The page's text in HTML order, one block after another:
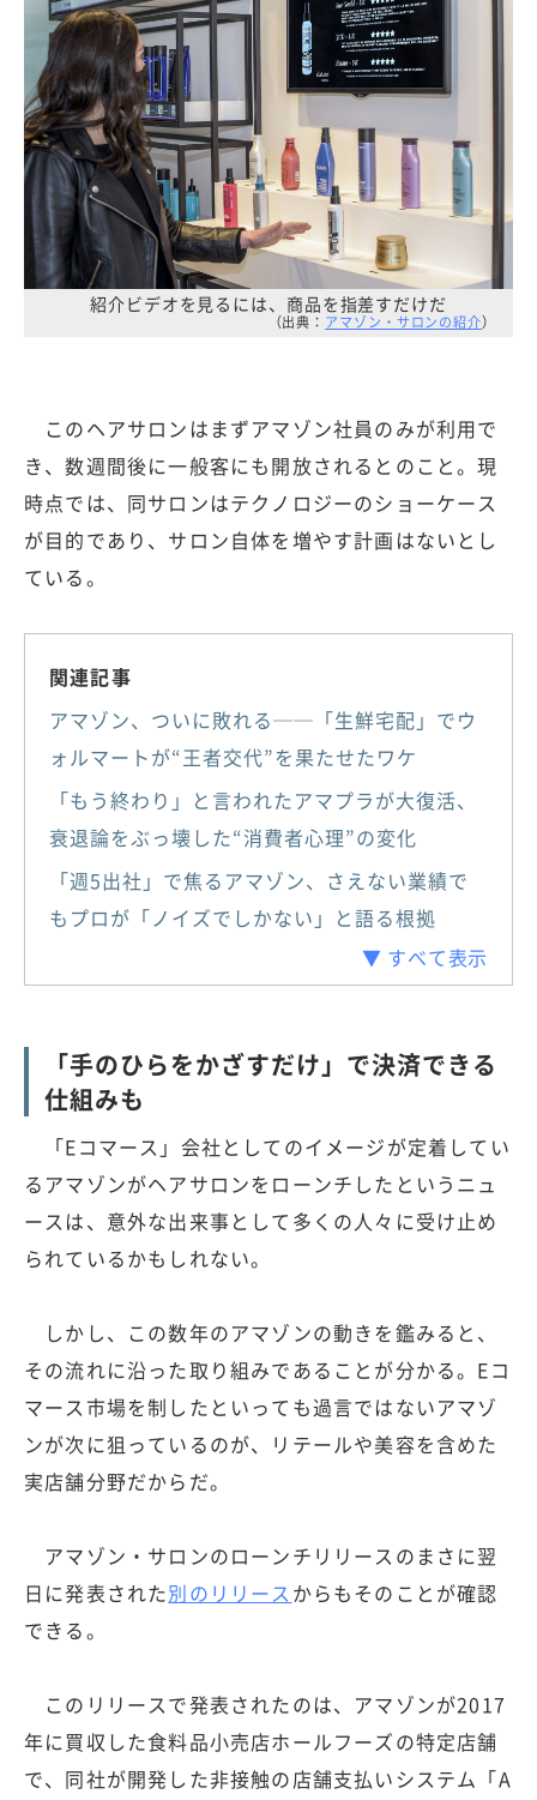
紹介ビデオを見るには、商品を指差すだけだ
（出典： アマゾン・サロンの紹介）
このヘアサロンはまずアマゾン社員のみが利用で
き、数週間後に一般客にも開放されるとのこと。現
時点では、同サロンはテクノロジーのショーケース
が目的であり、サロン自体を増やす計画はないとし
ている。
関連記事
アマゾン、ついに敗れる──「生鮮宅配」でウ
ォルマートが“王者交代”を果たせたワケ
「もう終わり」と言われたアマプラが大復活、
衰退論をぶっ壊した“消費者心理”の変化
「週5出社」で焦るアマゾン、さえない業績で
もプロが「ノイズでしかない」と語る根拠
▼ すべて表示
「手のひらをかざすだけ」で決済できる
仕組みも
「Eコマース」会社としてのイメージが定着してい
るアマゾンがヘアサロンをローンチしたというニュ
ースは、意外な出来事として多くの人々に受け止め
られているかもしれない。
しかし、この数年のアマゾンの動きを鑑みると、
その流れに沿った取り組みであることが分かる。Eコ
マース市場を制したといっても過言ではないアマゾ
ンが次に狙っているのが、リテールや美容を含めた
実店舗分野だからだ。
アマゾン・サロンのローンチリリースのまさに翌
日に発表された別のリリース からもそのことが確認
できる。
このリリースで発表されたのは、アマゾンが2017
年に買収した食料品小売店ホールフーズの特定店舗
で、同社が開発した非接触の店舗支払いシステム「A